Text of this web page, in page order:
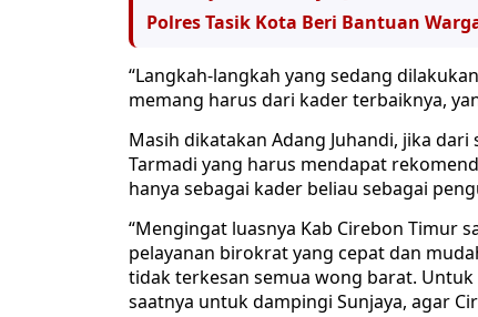
Polres Tasik Kota Beri Bantuan
“Langkah-langkah yang sedang
memang harus dari kader terbaiknya,
Masih dikatakan Adang Juhandi, jika
Tarmadi yang harus mendapat
hanya sebagai kader beliau sebagai
“Mengingat luasnya Kab Cirebon Timur
pelayanan birokrat yang cepat dan
tidak terkesan semua wong barat.
saatnya untuk dampingi Sunjaya, agar